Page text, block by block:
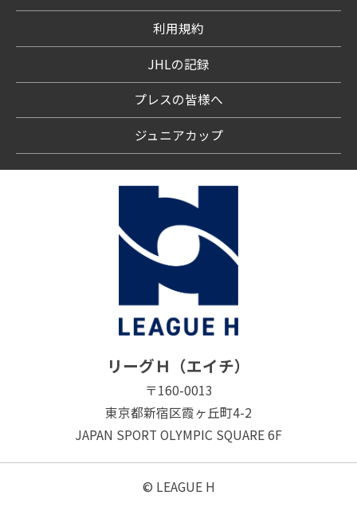
利用規約
JHLの記録
プレスの皆様へ
ジュニアカップ
リーグＨ（エイチ）
〒160-0013
東京都新宿区霞ヶ丘町4-2
JAPAN SPORT OLYMPIC SQUARE 6F
© LEAGUE H